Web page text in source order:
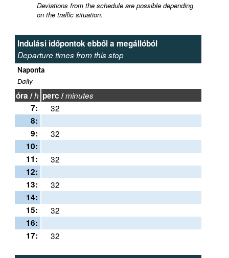
Deviations from the schedule are possible depending
on the traffic situation.
Indulási időpontok ebből a megállóból
Departure times from this stop
Naponta
Daily
óra /h perc /minutes
7:
32
8:
9:
32
10:
11:
32
12:
13:
32
14:
15:
32
16:
17:
32